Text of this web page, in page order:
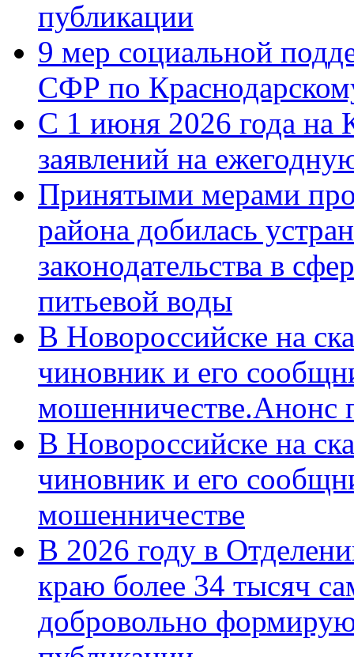
публикации
9 мер социальной
СФР по
С 1 июня 2026 года на
заявлений на
Принятыми мерами
района добилась
законодательства в
питьевой воды
В Новороссийске на
чиновник и его
мошенничестве.Анонс
В Новороссийске на
чиновник и его
мошенничестве
В 2026 году в
краю более 34 тысяч
добровольно